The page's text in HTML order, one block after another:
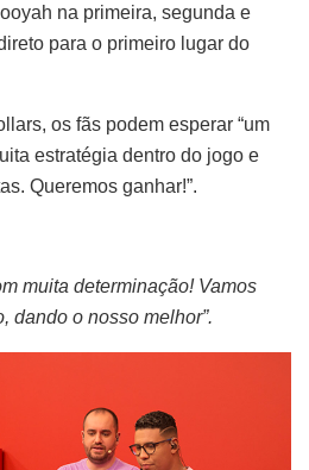
na primeira, segunda e
para o primeiro lugar do
os fãs podem esperar “um
estratégia dentro do jogo e
Queremos ganhar!”.
muita determinação! Vamos
dando o nosso melhor”.